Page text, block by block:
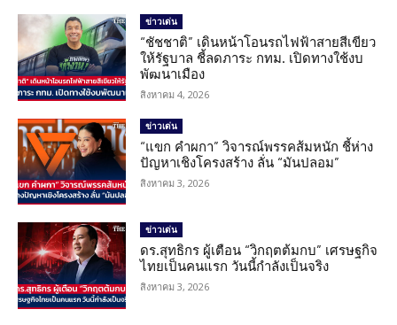
ข่าวเด่น
“ชัชชาติ” เดินหน้าโอนรถไฟฟ้าสายสีเขียว
ให้รัฐบาล ชี้ลดภาระ กทม. เปิดทางใช้งบ
พัฒนาเมือง
สิงหาคม 4, 2026
ข่าวเด่น
“แขก คำผกา” วิจารณ์พรรคส้มหนัก ชี้ห่าง
ปัญหาเชิงโครงสร้าง ลั่น “มันปลอม”
สิงหาคม 3, 2026
ข่าวเด่น
ดร.สุทธิกร ผู้เตือน “วิกฤตต้มกบ” เศรษฐกิจ
ไทยเป็นคนแรก วันนี้กำลังเป็นจริง
สิงหาคม 3, 2026